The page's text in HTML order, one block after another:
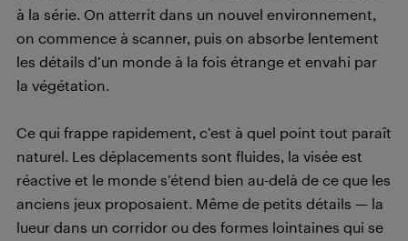
à la série. On atterrit dans un nouvel environnement,
on commence à scanner, puis on absorbe lentement
les détails d’un monde à la fois étrange et envahi par
la végétation.
Ce qui frappe rapidement, c’est à quel point tout paraît
naturel. Les déplacements sont fluides, la visée est
réactive et le monde s’étend bien au-delà de ce que les
anciens jeux proposaient. Même de petits détails — la
lueur dans un corridor ou des formes lointaines qui se